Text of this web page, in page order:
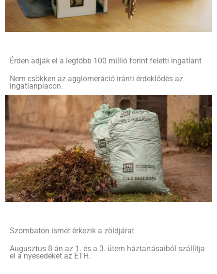
Érden adják el a legtöbb 100 millió forint feletti ingatlant
Nem csökken az agglomeráció iránti érdeklődés az
ingatlanpiacon.
Szombaton ismét érkezik a zöldjárat
Augusztus 8-án az 1. és a 3. ütem háztartásaiból szállítja
el a nyesedéket az ÉTH.